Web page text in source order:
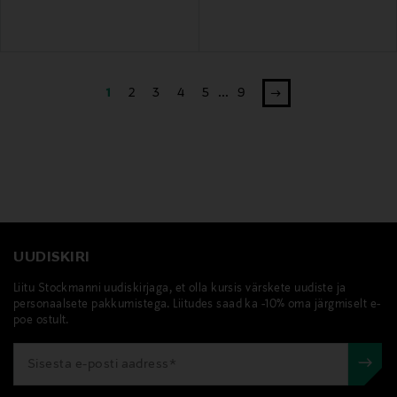
1 2 3 4 5 ... 9
UUDISKIRI
Liitu Stockmanni uudiskirjaga, et olla kursis värskete uudiste ja
personaalsete pakkumistega. Liitudes saad ka -10% oma järgmiselt e-
poe ostult.